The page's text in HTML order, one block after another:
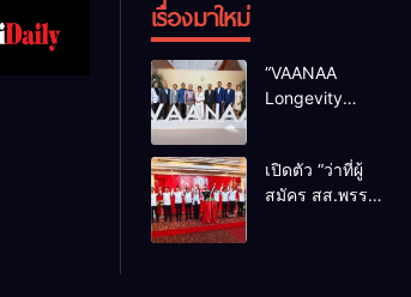
เรื่องมาใหม่
“VAANAA
Longevity
เอนต์ใหญ่สุดใน
อาเซียน
เปิดตัว “ว่าที่ผู้
สมัคร สส.พรรค